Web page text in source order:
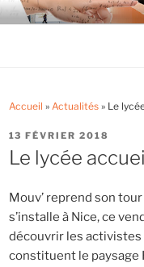
Aller
auLYCÉE LES
Tout savoir sur le lycée
Accueil » Actualités» Le
PUBLIÉ
LE
13 FÉVRIER 2018
Le lycée
Mouv’ reprend son tour
s’installe à Nice, ce
découvrir les
constituent le paysage